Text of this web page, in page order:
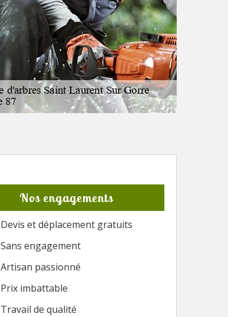
Nos engagements
Devis et déplacement gratuits
Sans engagement
Artisan passionné
Prix imbattable
Travail de qualité